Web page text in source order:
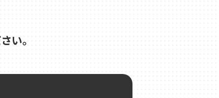
い。